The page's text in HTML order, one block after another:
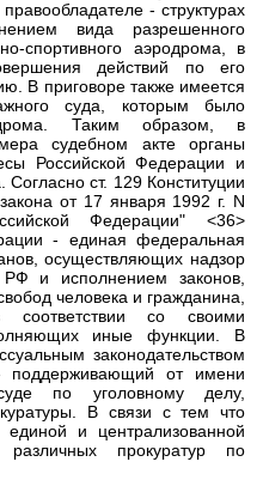
- структурах
вида разрешенного
спортивного аэродрома, в
действий по его
В приговоре также имеется
суда, которым было
Таким образом, в
судебном акте органы
Российской Федерации и
ст. 129 Конституции
от 17 января 1992 г. N
Федерации" <36>
- единая федеральная
осуществляющих надзор
и исполнением законов,
человека и гражданина,
соответствии со своими
иные функции. В
законодательством
- поддерживающий от имени
по уголовному делу,
В связи с тем что
и централизованной
прокуратур по